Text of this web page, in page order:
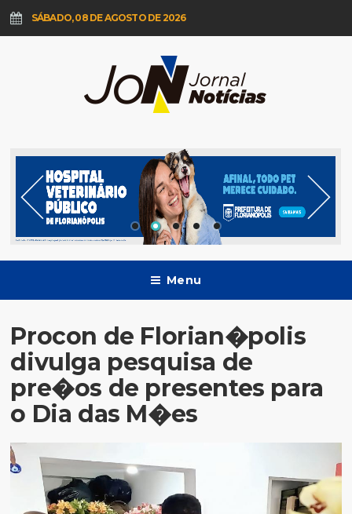
SÁBADO, 08 DE AGOSTO DE 2026
Menu
Procon de Florian�polis
divulga pesquisa de
pre�os de presentes para
o Dia das M�es